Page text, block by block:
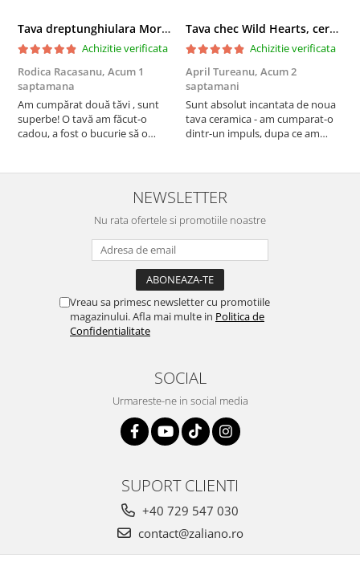
Tava dreptunghiulara Morning Sunrise, ceramica smaltuita, pictata manual, 27,0 X 32, 5 cm
Achizitie verificata
Rodica Racasanu, Acum 1
saptamana
Am cumpărat două tăvi , sunt
superbe! O tavă am făcut-o
cadou, a fost o bucurie să o
este o plăcere să o folosim, are
Tava chec Wild Hearts, ceramica smaltuita, pictata manual, 31,0 X 12,0 cm
Achizitie verificata
April Tureanu, Acum 2
saptamani
Sunt absolut incantata de noua
tava ceramica - am cumparat-o
dintr-un impuls, dupa ce am
pete de rugina dupa spalare.
Aceasta ma va scapa de aceasta
neplacere, in plus este tare
frumoasa, o ...
NEWSLETTER
Nu rata ofertele si promotiile noastre
Vreau sa primesc newsletter cu promotiile
magazinului. Afla mai multe in Politica de
Confidentialitate
SOCIAL
Urmareste-ne in social media
SUPORT CLIENTI
+40 729 547 030
contact@zaliano.ro